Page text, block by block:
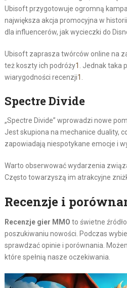
Ubisoft przygotowuje ogromną
największa akcja promocyjna w
dla influencerów, jak wycieczki do
Ubisoft zaprasza twórców online na
też koszty ich podróży1
. Jednak taka
wiarygodności recenzji1
Spectre Divide
„Spectre Divide” wprowadzi nowe
Jest skupiona na mechanice duality,
zapowiadają niespotykane emocje i
Warto obserwować wydarzenia
Często towarzyszą im atrakcyjne
Recenzje i
Recenzje gier MMO to świetne
poszukiwaniu nowości. Podczas
sprawdzać opinie i porównania.
które spełnią nasze oczekiwania.